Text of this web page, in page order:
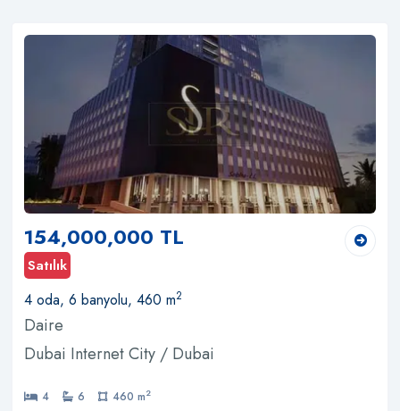
154,000,000 TL
Satılık
4 oda, 6 banyolu, 460 m2
Daire
Dubai Internet City / Dubai
4 6 460 m2